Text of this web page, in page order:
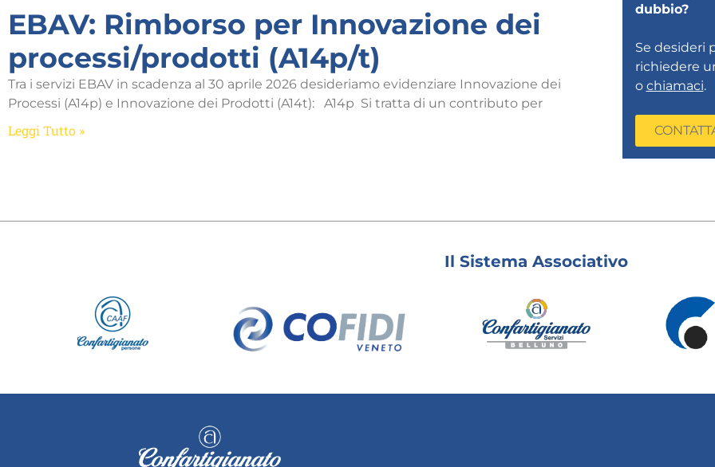
EBAV: Rimborso per Innovazione dei
processi/prodotti (A14p/t)
Tra i servizi EBAV in scadenza al 30 aprile 2026 desideriamo evidenziare Innovazione dei
Processi (A14p) e Innovazione dei Prodotti (A14t): A14p Si tratta di un contributo per
Leggi Tutto »
dubbio?
Se desideri
richiedere
o chiamaci.
Il Sistema Associativo